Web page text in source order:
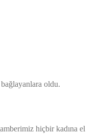
oldu.
hiçbir kadına el